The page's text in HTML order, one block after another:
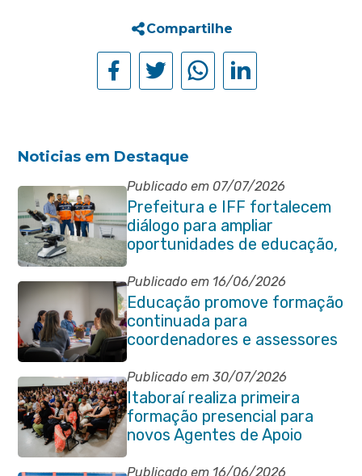
Compartilhe
Noticias em Destaque
Publicado em 07/07/2026
Prefeitura e IFF fortalecem
diálogo para ampliar
oportunidades de educação,
ciência e inovação em
Itaboraí
Publicado em 16/06/2026
Educação promove formação
continuada para
coordenadores e assessores
escolares da rede municipal
Publicado em 30/07/2026
Itaboraí realiza primeira
formação presencial para
novos Agentes de Apoio
Escolar
Publicado em 16/06/2026